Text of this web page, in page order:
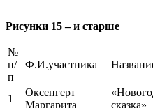
Рисунки 15 – и старше
№
п/
п
Ф.И.участника
1
Оксенгерт
Маргарита
сказка»